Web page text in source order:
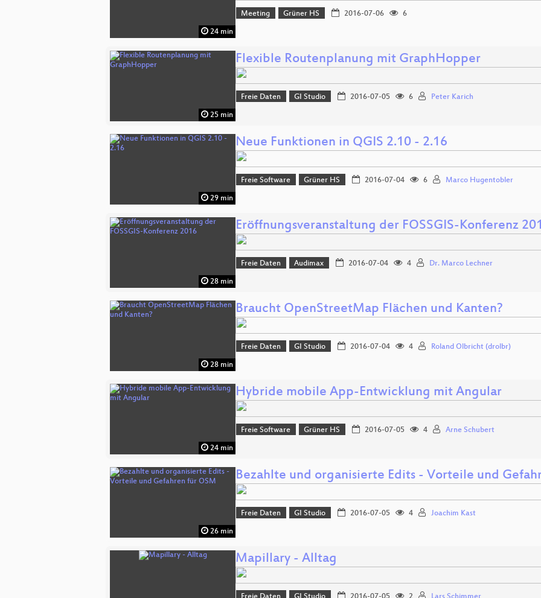
24 min
Meeting Grüner HS 2016-07-06 6
25 min
Flexible Routenplanung mit GraphHopper
Freie Daten GI Studio 2016-07-05 6 Peter Karich
29 min
Neue Funktionen in QGIS 2.10 - 2.16
Freie Software Grüner HS 2016-07-04 6 Marco Hugentobler
28 min
Eröffnungsveranstaltung der FOSSGIS-Konferenz
Freie Daten Audimax 2016-07-04 4 Dr. Marco Lechner
28 min
Braucht OpenStreetMap Flächen und Kanten?
Freie Daten GI Studio 2016-07-04 4 Roland Olbricht (drolbr)
24 min
Hybride mobile App-Entwicklung mit Angular
Freie Software Grüner HS 2016-07-05 4 Arne Schubert
26 min
Bezahlte und organisierte Edits - Vorteile und
Freie Daten GI Studio 2016-07-05 4 Joachim Kast
Mapillary - Alltag